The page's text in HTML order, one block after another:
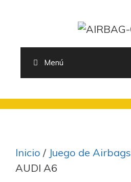
Menú
Inicio / Juego de Airbags
AUDI A6